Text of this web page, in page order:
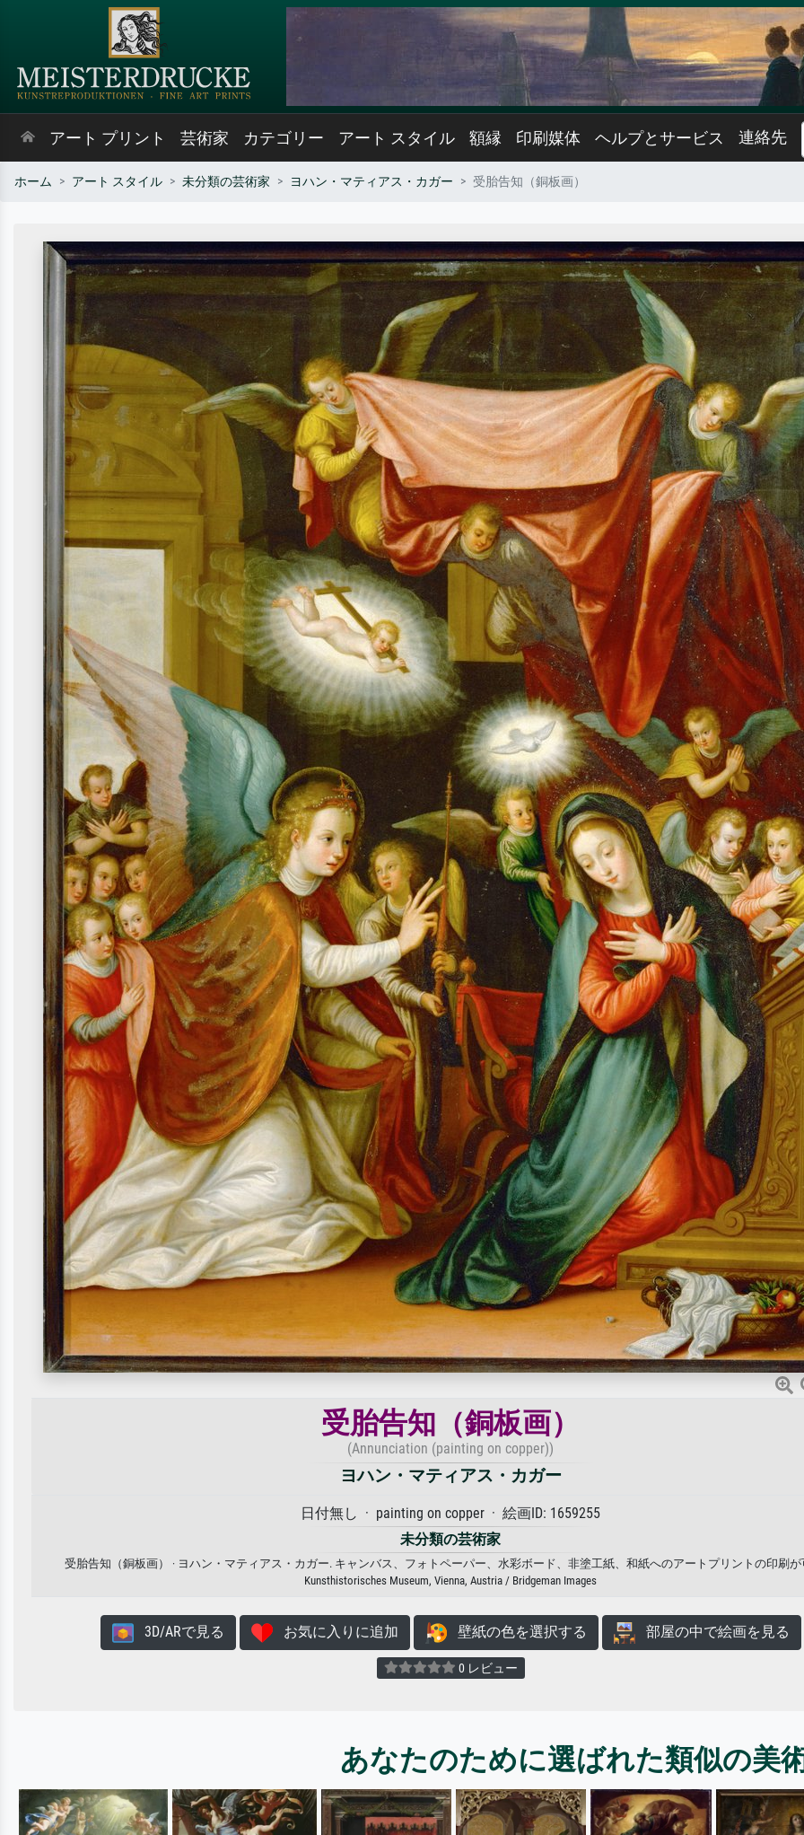
アート プリント 芸術家 カテゴリー アート スタイル 額縁 印刷媒体 ヘルプとサービス 連絡先
ホーム アート スタイル 未分類の芸術家 ヨハン・マティアス・カガー 受胎告知（銅板画）
受胎告知（銅板画）
(Annunciation (painting on copper))
ヨハン・マティアス・カガー
日付無し · painting on copper · 絵画ID: 1659255
未分類の芸術家
受胎告知（銅板画） · ヨハン・マティアス・カガー. キャンバス、フォトペーパー、水彩ボード、非塗工紙、和紙へのアートプリントの印刷
Kunsthistorisches Museum, Vienna, Austria / Bridgeman Images
3D/ARで見る お気に入りに追加 壁紙の色を選択する 部屋の中で絵画を見る
0 レビュー
あなたのために選ばれた類似の美